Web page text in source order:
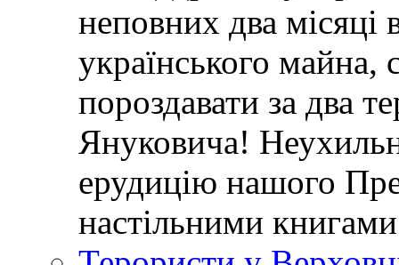
неповних два місяці
українського майна,
пороздавати за два
Януковича!
ерудицію нашого
настільними